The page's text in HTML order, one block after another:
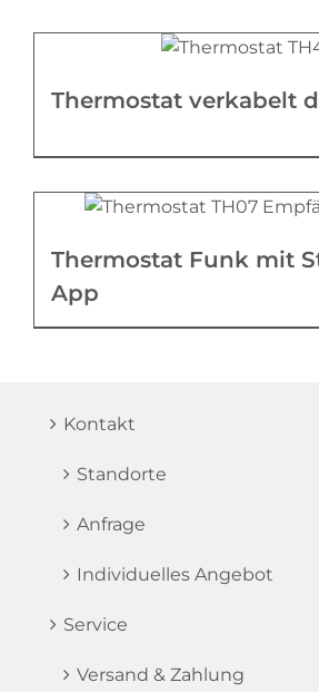
Thermostat verkabelt
Thermostat Funk mit
App
Kontakt
Standorte
Anfrage
Individuelles Angebot
Service
Versand & Zahlung